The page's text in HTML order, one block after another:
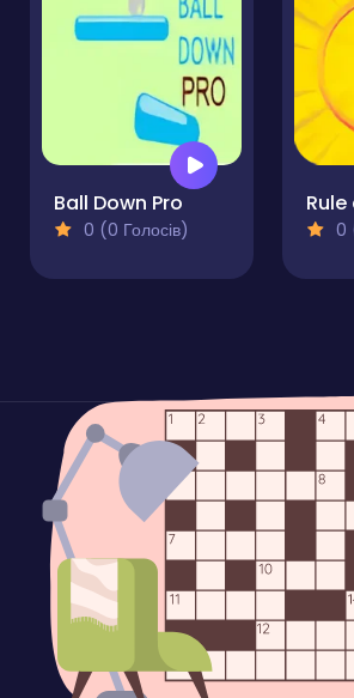
Ball Down Pro
0 (0 Голосів) 0